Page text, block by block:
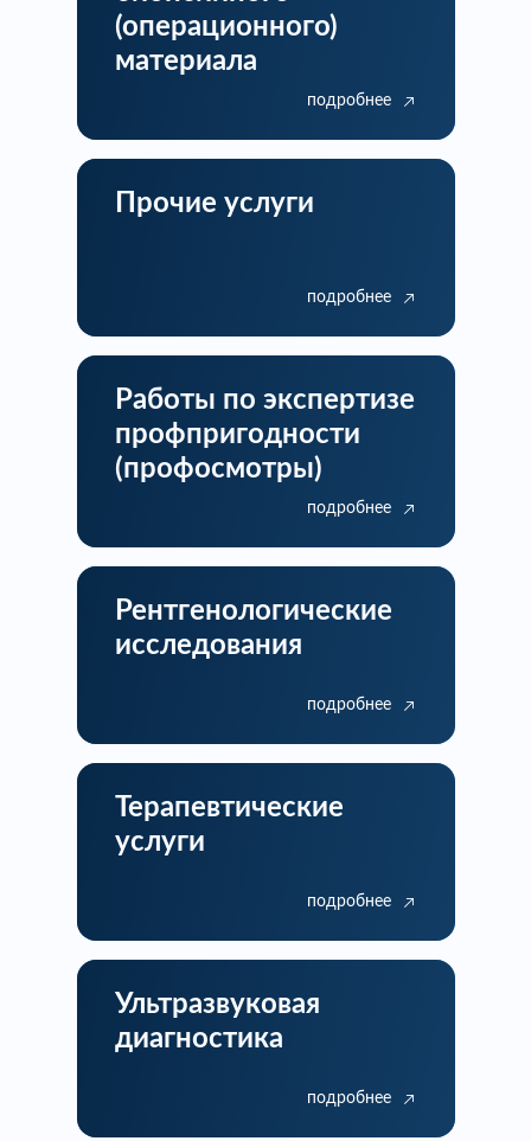
(операционного)
материала
подробнее
Прочие услуги
подробнее
Работы по экспертизе
профпригодности
(профосмотры)
подробнее
Рентгенологические
исследования
подробнее
Терапевтические
услуги
подробнее
Ультразвуковая
диагностика
подробнее